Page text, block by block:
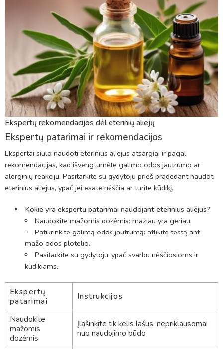
Ekspertų rekomendacijos dėl eterinių aliejų
Ekspertų patarimai ir rekomendacijos
Ekspertai siūlo naudoti eterinius aliejus atsargiai ir pagal
rekomendacijas, kad išvengtumėte galimo odos jautrumo ar
alerginių reakcijų. Pasitarkite su gydytoju prieš pradedant naudoti
eterinius aliejus, ypač jei esate nėščia ar turite kūdikį.
Kokie yra ekspertų patarimai naudojant eterinius aliejus?
Naudokite mažomis dozėmis: mažiau yra geriau.
Patikrinkite galimą odos jautrumą: atlikite testą ant
mažo odos plotelio.
Pasitarkite su gydytoju: ypač svarbu nėščiosioms ir
kūdikiams.
Ekspertų
patarimai
Instrukcijos
Naudokite
mažomis
dozėmis
Įlašinkite tik kelis lašus, nepriklausomai
nuo naudojimo būdo